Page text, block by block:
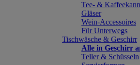
Tee- &
Gläser
Wein-Accessoires
Für Unterwegs
Tischwäsche & Geschirr
Alle in Geschirr
Teller & Schüsseln